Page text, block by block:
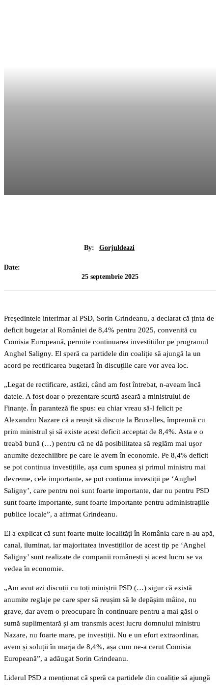
By: Gorjuldeazi
Date:
25 septembrie 2025
Președintele interimar al PSD, Sorin Grindeanu, a declarat că ținta de
deficit bugetar al României de 8,4% pentru 2025, convenită cu
Comisia Europeană, permite continuarea investițiilor pe programul
Anghel Saligny. El speră ca partidele din coaliție să ajungă la un
acord pe rectificarea bugetară în discuțiile care vor avea loc.
„Legat de rectificare, astăzi, când am fost întrebat, n-aveam încă
datele. A fost doar o prezentare scurtă aseară a ministrului de
Finanțe. În paranteză fie spus: eu chiar vreau să-l felicit pe
Alexandru Nazare că a reușit să discute la Bruxelles, împreună cu
prim ministrul și să existe acest deficit acceptat de 8,4%. Asta e o
treabă bună (…) pentru că ne dă posibilitatea să reglăm mai ușor
anumite dezechilibre pe care le avem în economie. Pe 8,4% deficit
se pot continua investițiile, așa cum spunea și primul ministru mai
devreme, cele importante, se pot continua investiții pe ‘Anghel
Saligny’, care pentru noi sunt foarte importante, dar nu pentru PSD
sunt foarte importante, sunt foarte importante pentru administrațiile
publice locale”, a afirmat Grindeanu.
El a explicat că sunt foarte multe localități în România care n-au apă,
canal, iluminat, iar majoritatea investițiilor de acest tip pe ‘Anghel
Saligny’ sunt realizate de companii românești și acest lucru se va
vedea în economie.
„Am avut azi discuții cu toți miniștrii PSD (…) sigur că există
anumite reglaje pe care sper să reușim să le depășim mâine, nu
grave, dar avem o preocupare în continuare pentru a mai găsi o
sumă suplimentară și am transmis acest lucru domnului ministru
Nazare, nu foarte mare, pe investiții. Nu e un efort extraordinar,
avem și soluții în marja de 8,4%, așa cum ne-a cerut Comisia
Europeană”, a adăugat Sorin Grindeanu.
Liderul PSD a menționat că speră ca partidele din coaliție să ajungă